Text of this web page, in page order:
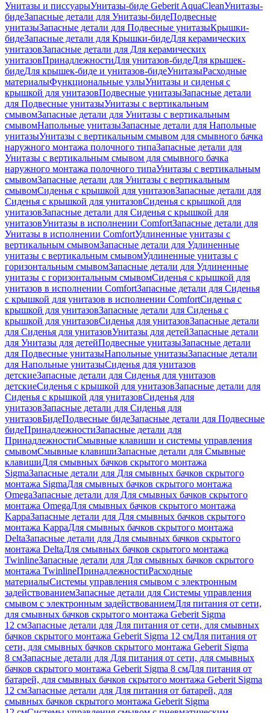
Унитазы и писсуарыУнитазы-биде Geberit AquaCleanУнитазы-
бидеЗапасные детали для Унитазы-бидеПодвесные
унитазыЗапасные детали для Подвесные унитазыКрышки-
бидеЗапасные детали для Крышки-бидеДля керамических
унитазовЗапасные детали для Для керамических
унитазовПринадлежностиДля унитазов-бидеДля крышек-
бидеДля крышек-биде и унитазов-бидеУнитазыРасходные
материалыФункциональные узлыУнитазы и сиденья с
крышкой для унитазовПодвесные унитазыЗапасные детали
для Подвесные унитазыУнитазы с вертикальным
смывомЗапасные детали для Унитазы с вертикальным
смывомНапольные унитазыЗапасные детали для Напольные
унитазыУнитазы с вертикальным смывом для смывного бачка
наружного монтажа полочного типаЗапасные детали для
Унитазы с вертикальным смывом для смывного бачка
наружного монтажа полочного типаУнитазы с вертикальным
смывомЗапасные детали для Унитазы с вертикальным
смывомСиденья с крышкой для унитазовЗапасные детали для
Сиденья с крышкой для унитазовСиденья с крышкой для
унитазовЗапасные детали для Сиденья с крышкой для
унитазовУнитазы в исполнении ComfortЗапасные детали для
Унитазы в исполнении ComfortУдлиненные унитазы с
вертикальным смывомЗапасные детали для Удлиненные
унитазы с вертикальным смывомУдлиненные унитазы с
горизонтальным смывомЗапасные детали для Удлиненные
унитазы с горизонтальным смывомСиденья с крышкой для
унитазов в исполнении ComfortЗапасные детали для Сиденья
с крышкой для унитазов в исполнении ComfortСиденья с
крышкой для унитазовЗапасные детали для Сиденья с
крышкой для унитазовСиденья для унитазовЗапасные детали
для Сиденья для унитазовУнитазы для детейЗапасные детали
для Унитазы для детейПодвесные унитазыЗапасные детали
для Подвесные унитазыНапольные унитазыЗапасные детали
для Напольные унитазыСиденья для унитазов
детскиеЗапасные детали для Сиденья для унитазов
детскиеСиденья с крышкой для унитазовЗапасные детали для
Сиденья с крышкой для унитазовСиденья для
унитазовЗапасные детали для Сиденья для
унитазовБидеПодвесные бидеЗапасные детали для Подвесные
бидеПринадлежностиЗапасные детали для
ПринадлежностиСмывные клавиши и системы управления
смывомСмывные клавишиЗапасные детали для Смывные
клавишиДля смывных бачков скрытого монтажа
SigmaЗапасные детали для Для смывных бачков скрытого
монтажа SigmaДля смывных бачков скрытого монтажа
OmegaЗапасные детали для Для смывных бачков скрытого
монтажа OmegaДля смывных бачков скрытого монтажа
KappaЗапасные детали для Для смывных бачков скрытого
монтажа KappaДля смывных бачков скрытого монтажа
DeltaЗапасные детали для Для смывных бачков скрытого
монтажа DeltaДля смывных бачков скрытого монтажа
TwinlineЗапасные детали для Для смывных бачков скрытого
монтажа TwinlineПринадлежностиРасходные
материалыСистемы управления смывом с электронным
задействованиемЗапасные детали для Системы управления
смывом с электронным задействованиемДля питания от сети,
для смывных бачков скрытого монтажа Geberit Sigma
12 смЗапасные детали для Для питания от сети, для смывных
бачков скрытого монтажа Geberit Sigma 12 смДля питания от
сети, для смывных бачков скрытого монтажа Geberit Sigma
8 смЗапасные детали для Для питания от сети, для смывных
бачков скрытого монтажа Geberit Sigma 8 смДля питания от
батарей, для смывных бачков скрытого монтажа Geberit Sigma
12 смЗапасные детали для Для питания от батарей, для
смывных бачков скрытого монтажа Geberit Sigma